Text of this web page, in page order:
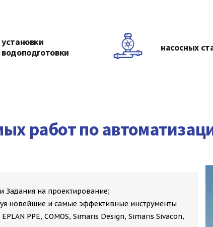
установки
водоподготовки
насосных
работ по
Задания на проектирование;
новейшие и самые эффективные инструменты
PPE, COMOS, Simaris Design, Simaris Sivacon,